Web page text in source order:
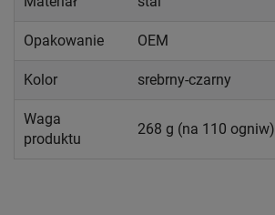
Opakowanie OEM
Kolor srebrny-czarny
Waga
produktu
268 g (na 110 ogniw)